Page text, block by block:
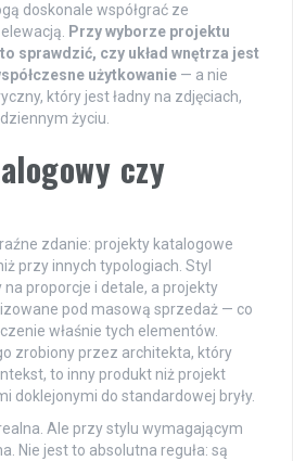
doskonale współgrać ze
Przy wyborze projektu
sprawdzić, czy układ wnętrza jest
użytkowanie — a nie
który jest ładny na zdjęciach,
życiu.
czy
zdanie: projekty katalogowe
przy innych typologiach. Styl
proporcje i detale, a projekty
pod masową sprzedaż — co
właśnie tych elementów.
zrobiony przez architekta, który
to inny produkt niż projekt
doklejonymi do standardowej bryły.
Ale przy stylu wymagającym
Nie jest to absolutna reguła: są